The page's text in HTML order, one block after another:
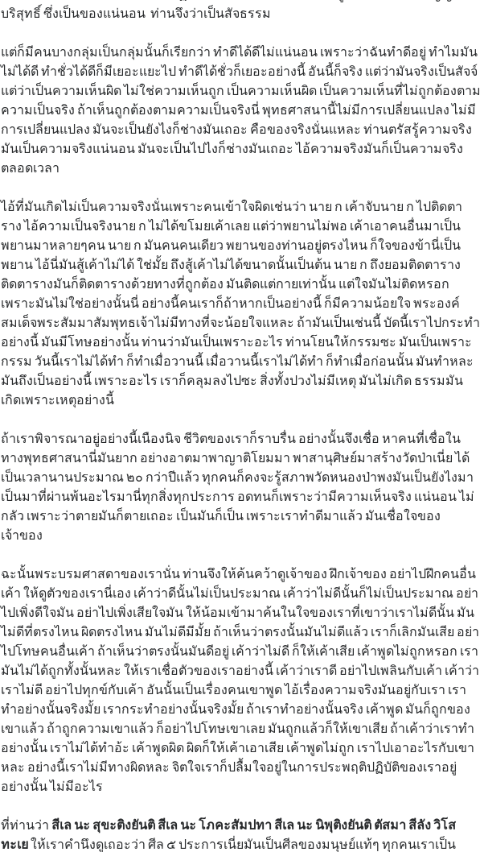
บริสุทธิ์ ซึ่งเป็นของแน่นอน ท่านจึงว่าเป็นสัจธรรม
แต่ก็มีคนบางกลุ่มเป็นกลุ่มนั้นก็เรียกว่า ทำดีได้ดีไม่แน่นอน เพราะว่าฉันทำดีอยู่ ทำไมมัน
ไม่ได้ดี ทำชั่วได้ดีก็มีเยอะแยะไป ทำดีได้ชั่วก็เยอะอย่างนี้ อันนี้ก็จริง แต่ว่ามันจริงเป็นสัจจ์
แต่ว่าเป็นความเห็นผิด ไม่ใช่ความเห็นถูก เป็นความเห็นผิด เป็นความเห็นที่ไม่ถูกต้องตาม
ความเป็นจริง ถ้าเห็นถูกต้องตามความเป็นจริงนี่ พุทธศาสนานี้ไม่มีการเปลี่ยนแปลง ไม่มี
การเปลี่ยนแปลง มันจะเป็นยังไงก็ช่างมันเถอะ คือของจริงนั่นแหละ ท่านตรัสรู้ความจริง
มันเป็นความจริงแน่นอน มันจะเป็นไปไงก็ช่างมันเถอะ ไอ้ความจริงมันก็เป็นความจริง
ตลอดเวลา
ไอ้ที่มันเกิดไม่เป็นความจริงนั่นเพราะคนเข้าใจผิดเช่นว่า นาย ก เค้าจับนาย ก ไปติดตา
ราง ไอ้ความเป็นจริงนาย ก ไม่ได้ขโมยเค้าเลย แต่ว่าพยานไม่พอ เค้าเอาคนอื่นมาเป็น
พยานมาหลายๆคน นาย ก มันคนคนเดียว พยานของท่านอยู่ตรงไหน ก็ใจของข้านี่เป็น
พยาน ไอ้นี่มันสู้เค้าไม่ได้ ใช่มั้ย ถึงสู้เค้าไม่ได้ขนาดนั้นเป็นต้น นาย ก ถึงยอมติดตาราง
ติดตารางมันก็ติดตารางด้วยทางที่ถูกต้อง มันติดแต่กายเท่านั้น แต่ใจมันไม่ติดหรอก
เพราะมันไม่ใช่อย่างนั้นนี่ อย่างนี้คนเราก็ถ้าหากเป็นอย่างนี้ ก็มีความน้อยใจ พระองค์
สมเด็จพระสัมมาสัมพุทธเจ้าไม่มีทางที่จะน้อยใจแหละ ถ้ามันเป็นเช่นนี้ บัดนี้เราไปกระทำ
อย่างนี้ มันมีโทษอย่างนั้น ท่านว่ามันเป็นเพราะอะไร ท่านโยนให้กรรมซะ มันเป็นเพราะ
กรรม วันนี้เราไม่ได้ทำ ก็ทำเมื่อวานนี้ เมื่อวานนี้เราไม่ได้ทำ ก็ทำเมื่อก่อนนั้น มันทำหละ
มันถึงเป็นอย่างนี้ เพราะอะไร เราก็คลุมลงไปซะ สิ่งทั้งปวงไม่มีเหตุ มันไม่เกิด ธรรมมัน
เกิดเพราะเหตุอย่างนี้
ถ้าเราพิจารณาอยู่อย่างนี้เนืองนิจ ชีวิตของเราก็ราบรื่น อย่างนั้นจึงเชื่อ หาคนที่เชื่อใน
ทางพุทธศาสนานี่มันยาก อย่างอาตมาพาญาติโยมมา พาสานุศิษย์มาสร้างวัดป่าเนี่ย ได้
เป็นเวลานานประมาณ ๒๐ กว่าปีแล้ว ทุกคนก็คงจะรู้สภาพวัดหนองป่าพงมันเป็นยังไงมา
เป็นมาที่ผ่านพ้นอะไรมานี่ทุกสิ่งทุกประการ อดทนก็เพราะว่ามีความเห็นจริง แน่นอน ไม่
กลัว เพราะว่าตายมันก็ตายเถอะ เป็นมันก็เป็น เพราะเราทำดีมาแล้ว มันเชื่อใจของ
เจ้าของ
ฉะนั้นพระบรมศาสดาของเรานั่น ท่านจึงให้ค้นคว้าดูเจ้าของ ฝึกเจ้าของ อย่าไปฝึกคนอื่น
เค้า ให้ดูตัวของเรานี่เอง เค้าว่าดีนั้นไม่เป็นประมาณ เค้าว่าไม่ดีนั้นก็ไม่เป็นประมาณ อย่า
ไปเพิ่งดีใจมัน อย่าไปเพิ่งเสียใจมัน ให้น้อมเข้ามาค้นในใจของเราที่เขาว่าเราไม่ดีนั้น มัน
ไม่ดีที่ตรงไหน ผิดตรงไหน มันไม่ดีมีมั้ย ถ้าเห็นว่าตรงนั้นมันไม่ดีแล้ว เราก็เลิกมันเสีย อย่า
ไปโทษคนอื่นเค้า ถ้าเห็นว่าตรงนั้นมันดีอยู่ เค้าว่าไม่ดี ก็ให้เค้าเสีย เค้าพูดไม่ถูกหรอก เรา
มันไม่ได้ถูกทั้งนั้นหละ ให้เราเชื่อตัวของเราอย่างนี้ เค้าว่าเราดี อย่าไปเพลินกับเค้า เค้าว่า
เราไม่ดี อย่าไปทุกข์กับเค้า อันนั้นเป็นเรื่องคนเขาพูด ไอ้เรื่องความจริงมันอยู่กับเรา เรา
ทำอย่างนั้นจริงมั้ย เรากระทำอย่างนั้นจริงมั้ย ถ้าเราทำอย่างนั้นจริง เค้าพูด มันก็ถูกของ
เขาแล้ว ถ้าถูกความเขาแล้ว ก็อย่าไปโทษเขาเลย มันถูกแล้วก็ให้เขาเสีย ถ้าเค้าว่าเราทำ
อย่างนั้น เราไม่ได้ทำอ้ะ เค้าพูดผิด ผิดก็ให้เค้าเอาเสีย เค้าพูดไม่ถูก เราไปเอาอะไรกับเขา
หละ อย่างนี้เราไม่มีทางผิดหละ จิตใจเราก็ปลื้มใจอยู่ในการประพฤติปฏิบัติของเราอยู่
อย่างนั้น ไม่มีอะไร
ที่ท่านว่า สีเล นะ สุขะติงยันติ สีเล นะ โภคะสัมปทา สีเล นะ นิพุติงยันติ ตัสมา สีลัง วิโส
ทะเยให้เราคำนึงดูเถอะว่า ศีล ๕ ประการเนี่ยมันเป็นศีลของมนุษย์แท้ๆ ทุกคนเราเป็น